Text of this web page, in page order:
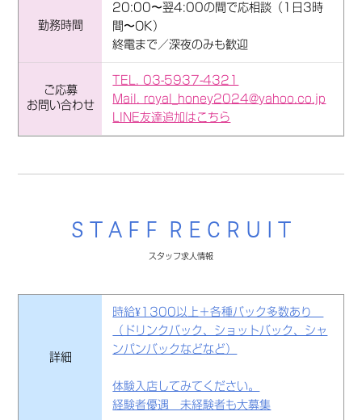
勤務時間
20:00〜翌4:00の間で応相談（1日3時
間〜OK）
終電まで／深夜のみも歓迎
ご応募
お問い合わせ
TEL. 03-5937-4321
Mail. royal_honey2024@yahoo.co.jp
LINE友達追加はこちら
S T A F F R E C R U I T
スタッフ求人情報
詳細
時給¥1300以上＋各種バック多数あり
（ドリンクバック、ショットバック、シャ
ンパンバックなどなど）
体験入店してみてください。
経験者優遇 未経験者も大募集